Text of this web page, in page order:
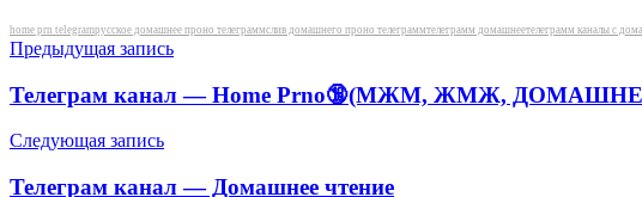
Метки
home prn telegramрусское домашнее проно телеграммслив домашнего проно телеграммтелеграмм домашнеетелеграмм каналы с
Навигация
по
записям
Предыдущая запись
Телеграм канал — Home Prno🔞(МЖМ, ЖМЖ,
Следующая запись
Телеграм канал — Домашнее чтение